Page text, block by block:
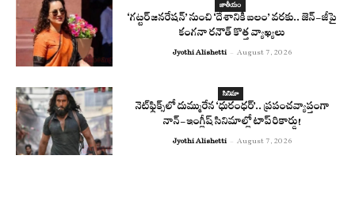
జాతీయం
‘గట్టర్ జనరేషన్’ నుంచి ‘దేశానికి బలం’ వరకు.. జెన్-జీపై
కంగనా రనౌత్ కొత్త వ్యాఖ్యలు
Jyothi Alishetti - August 7, 2026
సినిమా
నెట్‌ఫ్లిక్స్‌లో దుమ్మురేన ‘ధురంధర్’.. ప్రపంచవ్యాప్తంగా
నాన్-ఇంగ్లీష్ సినిమాల్లో టాప్ రికార్డు!
Jyothi Alishetti - August 7, 2026